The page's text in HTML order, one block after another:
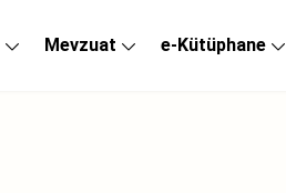
Mevzuat e-Kütüphane